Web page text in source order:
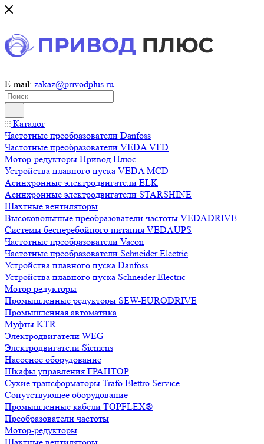
E-mail: zakaz@privodplus.ru
Каталог
Частотные преобразователи Danfoss
Частотные преобразователи VEDA VFD
Мотор-редукторы Привод Плюс
Устройства плавного пуска VEDA MCD
Асинхронные электродвигатели ELK
Асинхронные электродвигатели STARSHINE
Шахтные вентиляторы
Высоковольтные преобразователи частоты VEDADRIVE
Системы бесперебойного питания VEDAUPS
Частотные преобразователи Vacon
Частотные преобразователи Schneider Electric
Устройства плавного пуска Danfoss
Устройства плавного пуска Schneider Electric
Мотор редукторы
Промышленные редукторы SEW-EURODRIVE
Промышленная автоматика
Муфты KTR
Электродвигатели WEG
Электродвигатели Siemens
Насосное оборудование
Шкафы управления ГРАНТОР
Сухие трансформаторы Trafo Elettro Service
Сопутствующее оборудование
Промышленные кабели TOPFLEX®
Преобразователи частоты
Мотор-редукторы